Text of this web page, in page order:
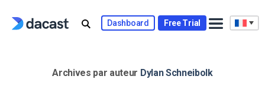
Dashboard Free Trial
Archives par auteur Dylan Schneibolk